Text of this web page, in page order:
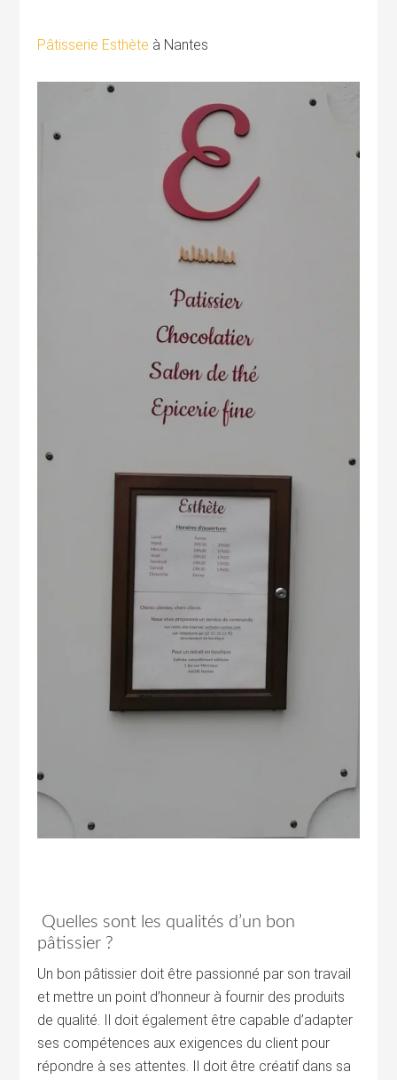
Pâtisserie Esthète à Nantes
Quelles sont les qualités d’un bon
pâtissier ?
Un bon pâtissier doit être passionné par son travail
et mettre un point d’honneur à fournir des produits
de qualité. Il doit également être capable d’adapter
ses compétences aux exigences du client pour
répondre à ses attentes. Il doit être créatif dans sa